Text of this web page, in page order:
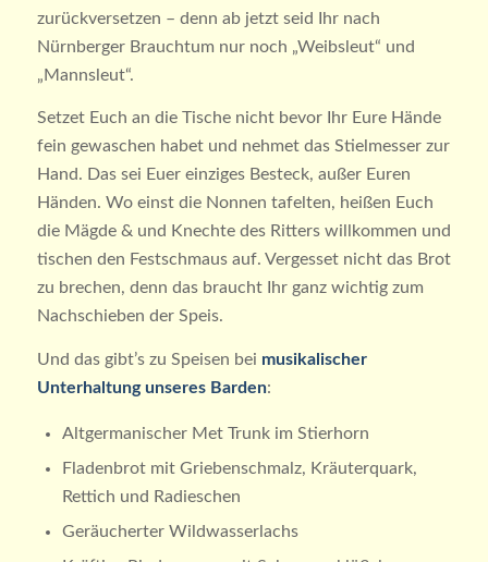
zurückversetzen – denn ab jetzt seid Ihr nach
Nürnberger Brauchtum nur noch „Weibsleut“ und
„Mannsleut“.
Setzet Euch an die Tische nicht bevor Ihr Eure Hände
fein gewaschen habet und nehmet das Stielmesser zur
Hand. Das sei Euer einziges Besteck, außer Euren
Händen. Wo einst die Nonnen tafelten, heißen Euch
die Mägde & und Knechte des Ritters willkommen und
tischen den Festschmaus auf. Vergesset nicht das Brot
zu brechen, denn das braucht Ihr ganz wichtig zum
Nachschieben der Speis.
Und das gibt’s zu Speisen bei musikalischer
Unterhaltung unseres Barden:
Altgermanischer Met Trunk im Stierhorn
Fladenbrot mit Griebenschmalz, Kräuterquark,
Rettich und Radieschen
Geräucherter Wildwasserlachs